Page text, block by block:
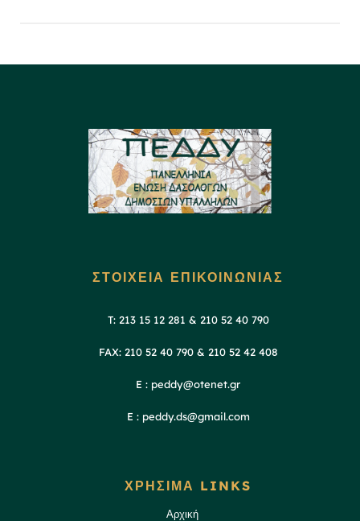
ΣΤΟΙΧΕΙΑ ΕΠΙΚΟΙΝΩΝΙΑΣ
T: 213 15 12 281 & 210 52 40 790
FAX: 210 52 40 790 & 210 52 42 408
E : peddy@otenet.gr
E : peddy.ds@gmail.com
ΧΡΗΣΙΜΑ LINKS
Αρχική